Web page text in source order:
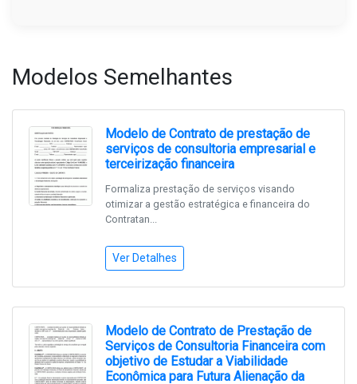
Modelos Semelhantes
Modelo de Contrato de prestação de
serviços de consultoria empresarial e
terceirização financeira
Formaliza prestação de serviços visando
otimizar a gestão estratégica e financeira do
Contratan...
Ver Detalhes
Modelo de Contrato de Prestação de
Serviços de Consultoria Financeira com
objetivo de Estudar a Viabilidade
Econômica para Futura Alienação da